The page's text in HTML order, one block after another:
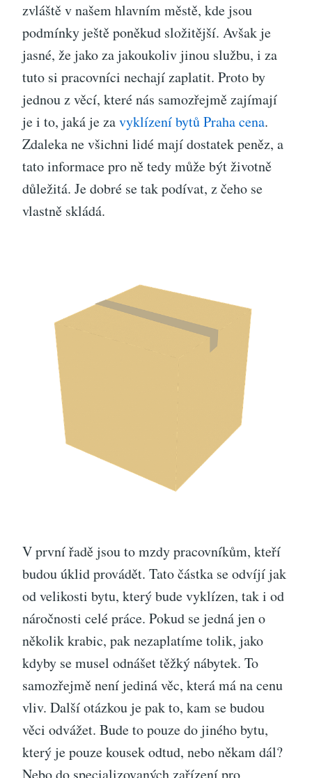
zvláště v našem hlavním městě, kde jsou
podmínky ještě poněkud složitější. Avšak je
jasné, že jako za jakoukoliv jinou službu, i za
tuto si pracovníci nechají zaplatit. Proto by
jednou z věcí, které nás samozřejmě zajímají
je i to, jaká je zavyklízení bytů Praha cena.
Zdaleka ne všichni lidé mají dostatek peněz, a
tato informace pro ně tedy může být životně
důležitá. Je dobré se tak podívat, z čeho se
vlastně skládá.
V první řadě jsou to mzdy pracovníkům, kteří
budou úklid provádět. Tato částka se odvíjí jak
od velikosti bytu, který bude vyklízen, tak i od
náročnosti celé práce. Pokud se jedná jen o
několik krabic, pak nezaplatíme tolik, jako
kdyby se musel odnášet těžký nábytek. To
samozřejmě není jediná věc, která má na cenu
vliv. Další otázkou je pak to, kam se budou
věci odvážet. Bude to pouze do jiného bytu,
který je pouze kousek odtud, nebo někam dál?